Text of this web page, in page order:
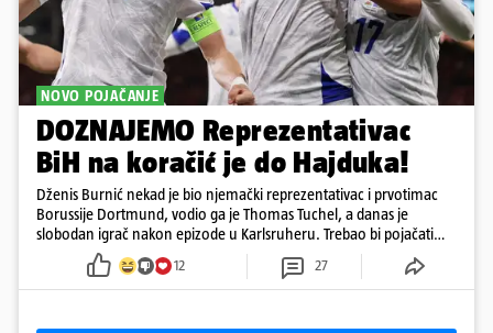
NOVO POJAČANJE
DOZNAJEMO Reprezentativac
BiH na koračić je do Hajduka!
Dženis Burnić nekad je bio njemački reprezentativac i prvotimac
Borussije Dortmund, vodio ga je Thomas Tuchel, a danas je
slobodan igrač nakon epizode u Karlsruheru. Trebao bi pojačati
konkurenciju u veznom redu
12 27